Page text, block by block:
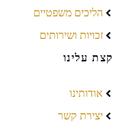
הליכים משפטיים
זכויות ושירותים
קצת עלינו
אודותינו
יצירת קשר